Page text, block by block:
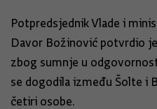
Potpredsjednik Vlade i
Davor Božinović potvrdio
zbog sumnje u
se dogodila između Šolte i
četiri osobe.